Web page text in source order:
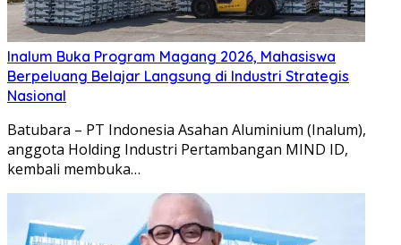
Inalum Buka Program Magang 2026, Mahasiswa
Berpeluang Belajar Langsung di Industri Strategis
Nasional
Batubara – PT Indonesia Asahan Aluminium (Inalum),
anggota Holding Industri Pertambangan MIND ID,
kembali membuka…